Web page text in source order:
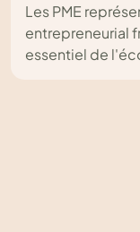
Les PME
entrepreneurial
essentiel de